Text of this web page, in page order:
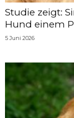
Studie zeigt:
Hund einem
5 Juni 2026